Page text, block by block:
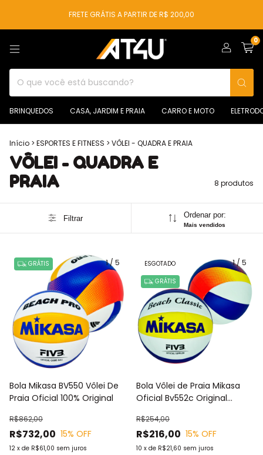
FRETE GRÁTIS A PARTIR DE R$ 200,00
0
BRINQUEDOS CASA, JARDIM E PRAIA CARRO E MOTO
Início > ESPORTES E FITNESS > VÔLEI - QUADRA E PRAIA
VÔLEI - QUADRA E
PRAIA
8 produtos
Filtrar Ordenar por:
Mais vendidos
1/ 5
GRÁTIS
Bola Mikasa BV550 Vôlei De
Praia Oficial 100% Original
R$732,00
R$862,00
15% OFF
12 x de R$61,00 sem juros
1/ 5
ESGOTADO
GRÁTIS
Bola Vôlei de Praia Mikasa
Oficial Bv552c Original
Modelo VXL30 Antigo
R$216,00
R$254,00
15% OFF
10 x de R$21,60 sem juros